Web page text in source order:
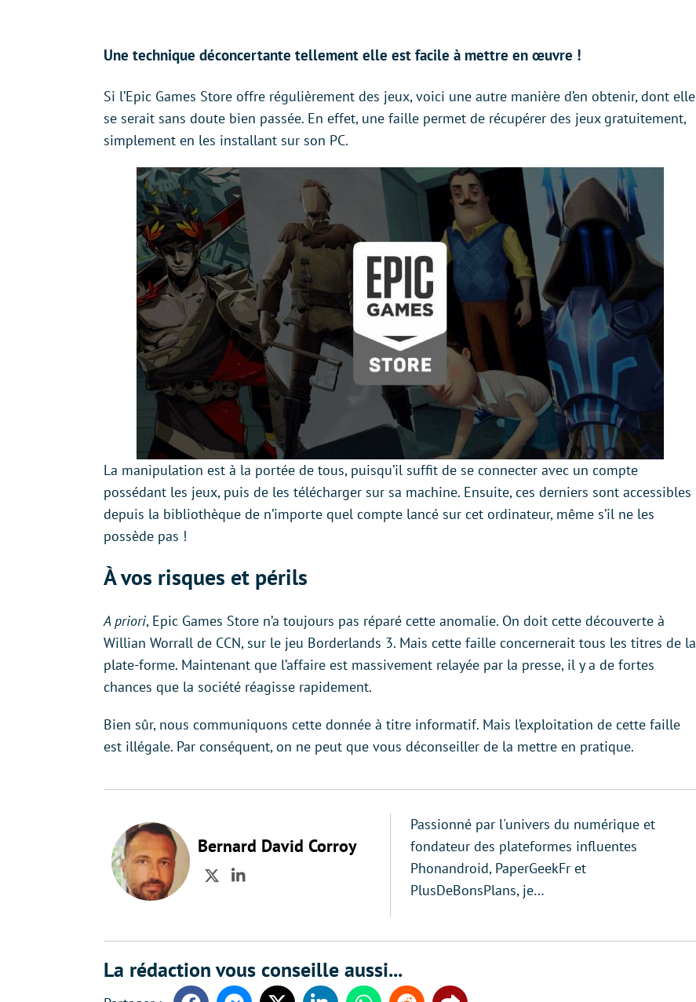
Une technique déconcertante tellement elle est facile à mettre en œuvre !
Si l’Epic Games Store offre régulièrement des jeux, voici une autre manière d’en obtenir, dont elle
se serait sans doute bien passée. En effet, une faille permet de récupérer des jeux gratuitement,
simplement en les installant sur son PC.
La manipulation est à la portée de tous, puisqu’il suffit de se connecter avec un compte
possédant les jeux, puis de les télécharger sur sa machine. Ensuite, ces derniers sont accessibles
depuis la bibliothèque de n’importe quel compte lancé sur cet ordinateur, même s’il ne les
possède pas !
À vos risques et périls
A priori, Epic Games Store n’a toujours pas réparé cette anomalie. On doit cette découverte à
Willian Worrall de CCN, sur le jeu Borderlands 3. Mais cette faille concernerait tous les titres de la
plate-forme. Maintenant que l’affaire est massivement relayée par la presse, il y a de fortes
chances que la société réagisse rapidement.
Bien sûr, nous communiquons cette donnée à titre informatif. Mais l’exploitation de cette faille
est illégale. Par conséquent, on ne peut que vous déconseiller de la mettre en pratique.
Bernard David Corroy
TwitterLinkedIn
Passionné par l'univers du numérique et
fondateur des plateformes influentes
Phonandroid, PaperGeekFr et
PlusDeBonsPlans, je…
La rédaction vous conseille aussi...